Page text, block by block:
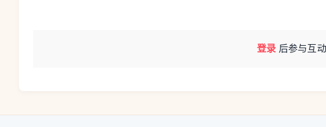
引来贪吃的小龙虾。这种休闲方式成为部分家庭周末休闲的
登录 后参与互动